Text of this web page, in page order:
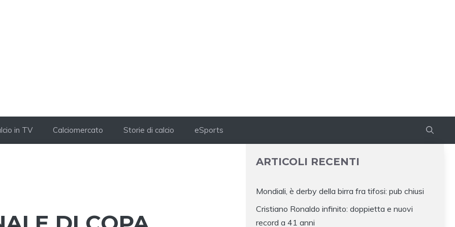
in TV Calciomercato Storie di calcio eSports
ARTICOLI RECENTI
Mondiali, è derby della birra fra tifosi: pub chiusi
Cristiano Ronaldo infinito: doppietta e nuovi
record a 41 anni